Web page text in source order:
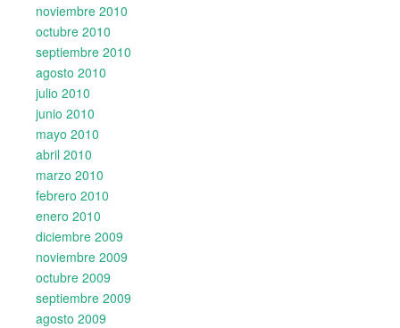
noviembre 2010
octubre 2010
septiembre 2010
agosto 2010
julio 2010
junio 2010
mayo 2010
abril 2010
marzo 2010
febrero 2010
enero 2010
diciembre 2009
noviembre 2009
octubre 2009
septiembre 2009
agosto 2009